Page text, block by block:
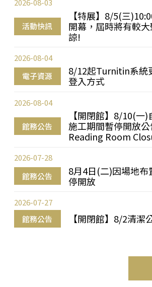
活動快訊
【特展】8/5(三
開幕，屆時將有較
諒!
2026-08-03
電子資源
8/12起Turnitin系統
登入方式
2026-08-04
館務公告
【開閉館】8/10(一
施工期間暫停開放
Reading Room
2026-08-04
館務公告
8月4日(二)因場地布
停開放
2026-07-28
館務公告 【開閉館】8/2清潔
2026-07-27